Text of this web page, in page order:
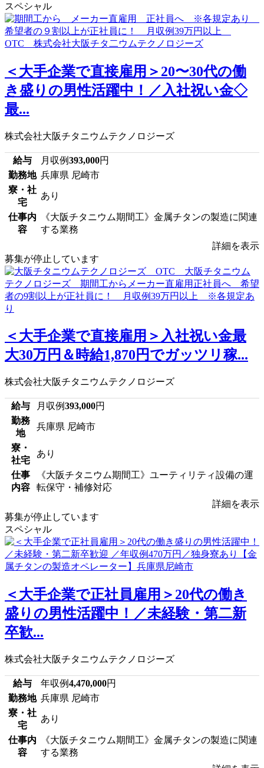
スペシャル
＜大手企業で直接雇用＞20〜30代の働
き盛りの男性活躍中！／入社祝い金◇
最...
株式会社大阪チタニウムテクノロジーズ
給与 月収例393,000円
勤務地 兵庫県 尼崎市
寮・社
宅
あり
仕事内
容
《大阪チタニウム期間工》金属チタンの製造に関連
する業務
詳細を表示
募集が停止しています
＜大手企業で直接雇用＞入社祝い金最
大30万円＆時給1,870円でガッツリ稼...
株式会社大阪チタニウムテクノロジーズ
給与 月収例393,000円
勤務
地
兵庫県 尼崎市
寮・
社宅
あり
仕事
内容
《大阪チタニウム期間工》ユーティリティ設備の運
転保守・補修対応
詳細を表示
募集が停止しています
スペシャル
＜大手企業で正社員雇用＞20代の働き
盛りの男性活躍中！／未経験・第二新
卒歓...
株式会社大阪チタニウムテクノロジーズ
給与 年収例4,470,000円
勤務地 兵庫県 尼崎市
寮・社
宅
あり
仕事内
容
《大阪チタニウム期間工》金属チタンの製造に関連
する業務